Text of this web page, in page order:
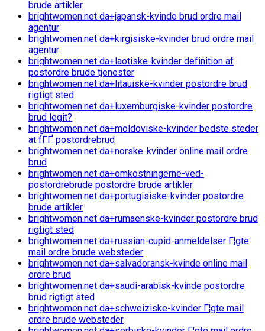
brude artikler
brightwomen.net da+japansk-kvinde brud ordre mail
agentur
brightwomen.net da+kirgisiske-kvinder brud ordre mail
agentur
brightwomen.net da+laotiske-kvinder definition af
postordre brude tjenester
brightwomen.net da+litauiske-kvinder postordre brud
rigtigt sted
brightwomen.net da+luxemburgiske-kvinder postordre
brud legit?
brightwomen.net da+moldoviske-kvinder bedste steder
at fГҐ postordrebrud
brightwomen.net da+norske-kvinder online mail ordre
brud
brightwomen.net da+omkostningerne-ved-
postordrebrude postordre brude artikler
brightwomen.net da+portugisiske-kvinder postordre
brude artikler
brightwomen.net da+rumaenske-kvinder postordre brud
rigtigt sted
brightwomen.net da+russian-cupid-anmeldelser Г¦gte
mail ordre brude websteder
brightwomen.net da+salvadoransk-kvinde online mail
ordre brud
brightwomen.net da+saudi-arabisk-kvinde postordre
brud rigtigt sted
brightwomen.net da+schweiziske-kvinder Г¦gte mail
ordre brude websteder